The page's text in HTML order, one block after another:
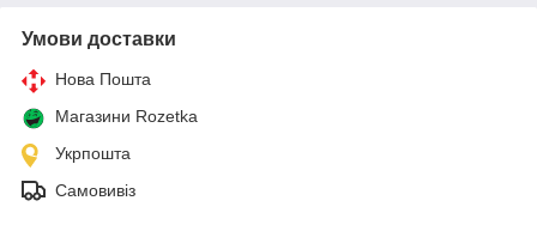
Умови доставки
Нова Пошта
Магазини Rozetka
Укрпошта
Самовивіз